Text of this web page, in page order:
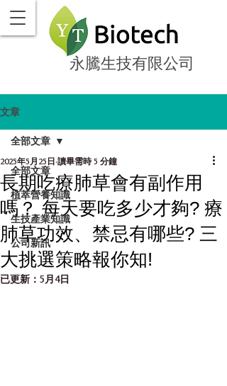
永騰生技有限公司
文章
全部文章
植萃營養知識
生技產業知識
公司新訊
全部文章
長期吃療肺草會有副作用
嗎？ 每天要吃多少才夠? 療
肺草功效、禁忌有哪些? 三
大挑選策略報你知!
2025年5月25日 讀畢需時 5 分鐘
已更新： 5月4日